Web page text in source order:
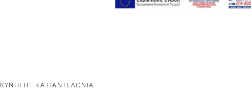
ΚΥΝΗΓΗΤΙΚΆ ΠΑΝΤΕΛΌΝΙΑ